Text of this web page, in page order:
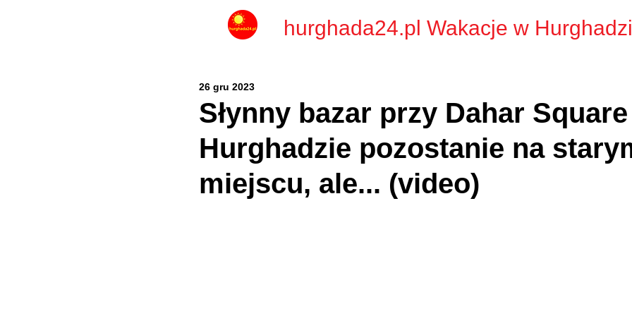
hurghada24.pl Wakacje w
Słynny bazar przy Dahar
Hurghadzie pozostanie na
miejscu, ale... (video)
26 gru 2023